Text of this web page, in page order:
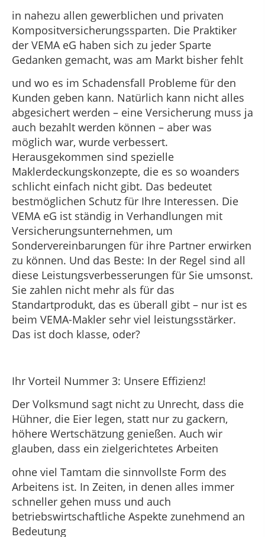
in nahezu allen gewerblichen und privaten
Kompositversicherungssparten. Die Praktiker
der VEMA eG haben sich zu jeder Sparte
Gedanken gemacht, was am Markt bisher fehlt
und wo es im Schadensfall Probleme für den
Kunden geben kann. Natürlich kann nicht alles
abgesichert werden – eine Versicherung muss ja
auch bezahlt werden können – aber was
möglich war, wurde verbessert.
Herausgekommen sind spezielle
Maklerdeckungskonzepte, die es so woanders
schlicht einfach nicht gibt. Das bedeutet
bestmöglichen Schutz für Ihre Interessen. Die
VEMA eG ist ständig in Verhandlungen mit
Versicherungsunternehmen, um
Sondervereinbarungen für ihre Partner erwirken
zu können. Und das Beste: In der Regel sind all
diese Leistungsverbesserungen für Sie umsonst.
Sie zahlen nicht mehr als für das
Standartprodukt, das es überall gibt – nur ist es
beim VEMA-Makler sehr viel leistungsstärker.
Das ist doch klasse, oder?
Ihr Vorteil Nummer 3: Unsere Effizienz!
Der Volksmund sagt nicht zu Unrecht, dass die
Hühner, die Eier legen, statt nur zu gackern,
höhere Wertschätzung genießen. Auch wir
glauben, dass ein zielgerichtetes Arbeiten
ohne viel Tamtam die sinnvollste Form des
Arbeitens ist. In Zeiten, in denen alles immer
schneller gehen muss und auch
betriebswirtschaftliche Aspekte zunehmend an
Bedeutung